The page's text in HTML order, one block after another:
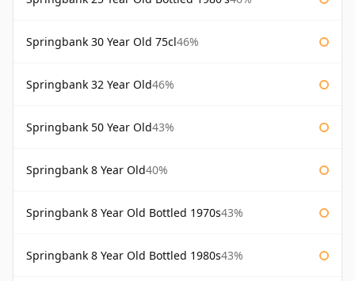
Springbank 30 Year Old 75cl46%
Springbank 32 Year Old46%
Springbank 50 Year Old43%
Springbank 8 Year Old40%
Springbank 8 Year Old Bottled 1970s43%
Springbank 8 Year Old Bottled 1980s43%